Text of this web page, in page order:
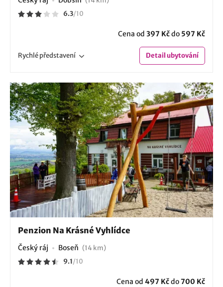
6.3/10
Cena od 397 Kčdo 597 Kč
Rychlépředstavení Detailubytování
Penzion Na Krásné Vyhlídce
Český ráj Boseň (14 km)
9.1/10
Cena od 497 Kčdo700 Kč